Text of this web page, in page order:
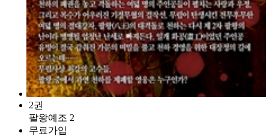
2권
팔왕예조 2
무료가입